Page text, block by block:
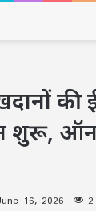
की
16, 2026 2